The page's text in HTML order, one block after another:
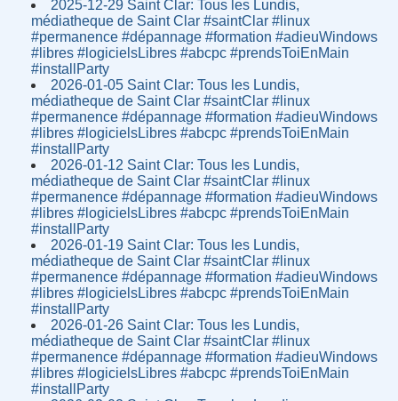
2025-12-29 Saint Clar: Tous les Lundis,
médiatheque de Saint Clar #saintClar #linux
#permanence #dépannage #formation #adieuWindows
#libres #logicielsLibres #abcpc #prendsToiEnMain
#installParty
2026-01-05 Saint Clar: Tous les Lundis,
médiatheque de Saint Clar #saintClar #linux
#permanence #dépannage #formation #adieuWindows
#libres #logicielsLibres #abcpc #prendsToiEnMain
#installParty
2026-01-12 Saint Clar: Tous les Lundis,
médiatheque de Saint Clar #saintClar #linux
#permanence #dépannage #formation #adieuWindows
#libres #logicielsLibres #abcpc #prendsToiEnMain
#installParty
2026-01-19 Saint Clar: Tous les Lundis,
médiatheque de Saint Clar #saintClar #linux
#permanence #dépannage #formation #adieuWindows
#libres #logicielsLibres #abcpc #prendsToiEnMain
#installParty
2026-01-26 Saint Clar: Tous les Lundis,
médiatheque de Saint Clar #saintClar #linux
#permanence #dépannage #formation #adieuWindows
#libres #logicielsLibres #abcpc #prendsToiEnMain
#installParty